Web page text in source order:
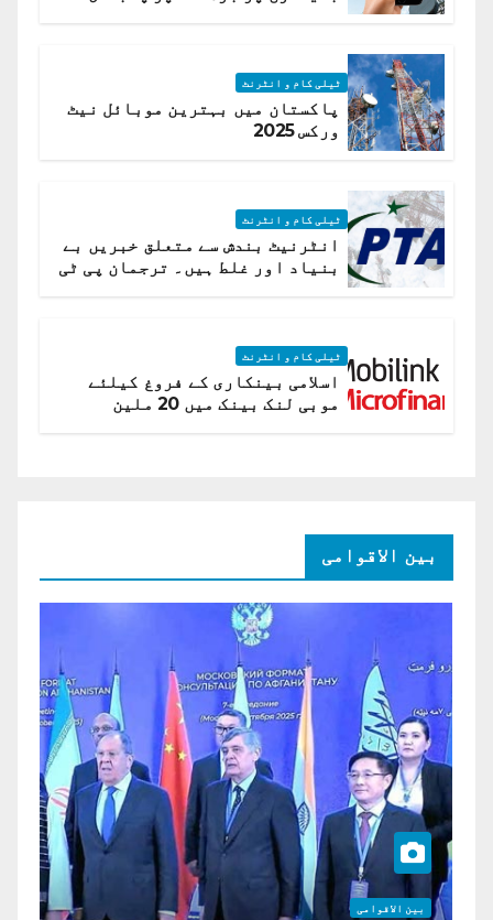
ٹیلی کام و انٹرنٹ
پاکستان میں بہترین موبائل نیٹ
ورکس 2025
ٹیلی کام و انٹرنٹ
انٹرنیٹ بندش سے متعلق خبریں بے
بنیاد اور غلط ہیں۔ ترجمان پی ٹی
ٹیلی کام و انٹرنٹ
اسلامی بینکاری کے فروغ کیلئے
موبی لنک بینک میں 20 ملین
بین الاقوامی
بین الاقوامی